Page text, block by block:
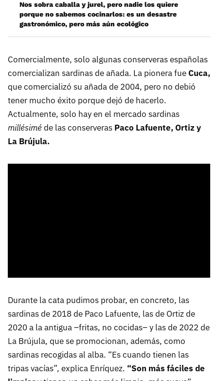
Nos sobra caballa y jurel, pero nadie los quiere
porque no sabemos cocinarlos: es un desastre
gastronómico, pero más aún ecológico
Comercialmente, solo algunas conserveras españolas
comercializan sardinas de añada. La pionera fueCuca,
que comercializó su añada de 2004, pero no debió
tener mucho éxito porque dejó de hacerlo.
Actualmente, solo hay en el mercado sardinas
millésiméde las conserveras Paco Lafuente, Ortiz y
La Brújula.
Durante la cata pudimos probar, en concreto, las
sardinas de 2018 de Paco Lafuente, las de Ortiz de
2020 a la antigua –fritas, no cocidas– y las de 2022 de
La Brújula, que se promocionan, además, como
sardinas recogidas al alba. “Es cuando tienen las
tripas vacías”, explica Enríquez. “Son más fáciles de